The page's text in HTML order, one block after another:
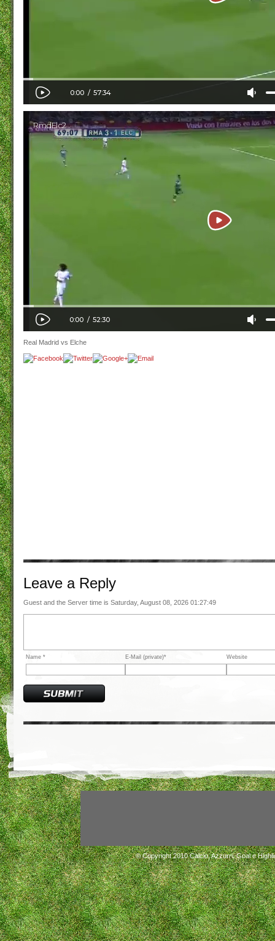
Real Madrid vs Elche
Leave a Reply
Guest and the Server time is Saturday, August 08, 2026 01:27:49
Name * E-Mail (private)* Website
© Copyright 2010Calcio, Azzurri, Goal e